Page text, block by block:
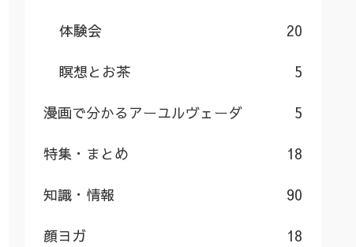
体験会 20
瞑想とお茶 5
漫画で分かるアーユルヴェーダ 5
特集・まとめ 18
知識・情報 90
顔ヨガ 18